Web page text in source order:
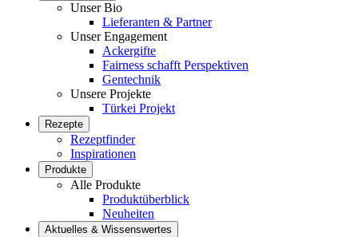
Unser Bio
Lieferanten & Partner
Unser Engagement
Ackergifte
Fairness schafft Perspektiven
Gentechnik
Unsere Projekte
Türkei Projekt
Rezepte
Rezeptfinder
Inspirationen
Produkte
Alle Produkte
Produktüberblick
Neuheiten
Aktuelles & Wissenswertes